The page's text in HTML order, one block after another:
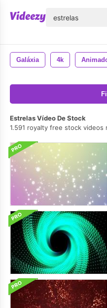
Galáxia 4k
Estrelas Vídeo De Stock
1.591 royalty free stock videos